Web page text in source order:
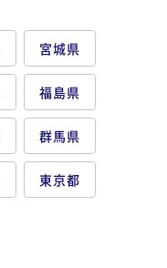
宮城県
福島県
群馬県
東京都